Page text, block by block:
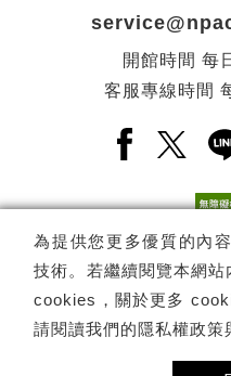
為提供您更多優質的內
技術。若繼續閱覽本網
cookies，關於更多
請閱讀我們的隱私權政策
開館時間 每
客服專線時間
X(另
電子報訂閱
Copyright © 國家表演藝術中心